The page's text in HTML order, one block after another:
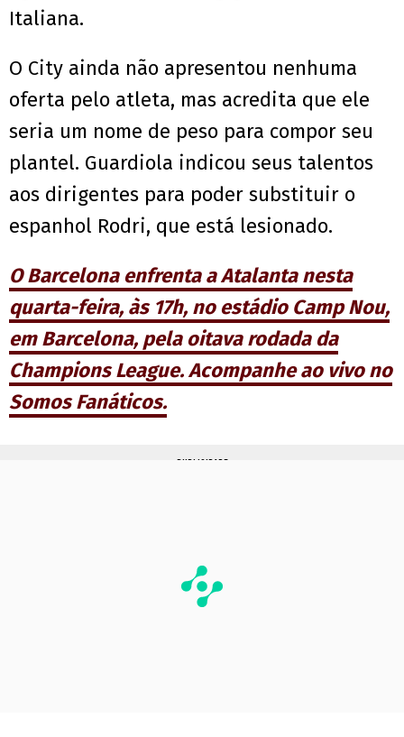
Italiana.
O City ainda não apresentou nenhuma
oferta pelo atleta, mas acredita que ele
seria um nome de peso para compor seu
plantel. Guardiola indicou seus talentos
aos dirigentes para poder substituir o
espanhol Rodri, que está lesionado.
O Barcelona enfrenta a Atalanta nesta
quarta-feira, às 17h, no estádio Camp Nou,
em Barcelona, pela oitava rodada da
Champions League. Acompanhe ao vivo no
Somos Fanáticos.
PUBLICIDADE